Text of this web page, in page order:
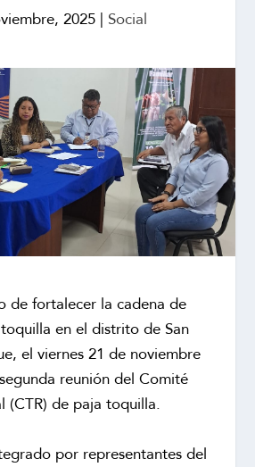
2025 | Social
de fortalecer la cadena de
en el distrito de San
el viernes 21 de noviembre
reunión del Comité
(CTR) de paja toquilla.
por representantes del